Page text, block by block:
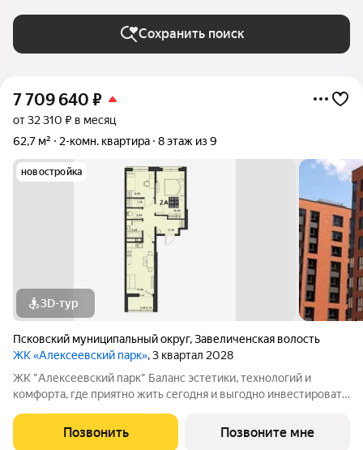
Сохранить поиск
7 709 640 ₽
от 32 310 ₽ в месяц
62,7 м²
2-комн. квартира 8 этаж из 9
новостройка
3D-тур
Псковский муниципальный округ,Завеличенская волость
ЖК «Алексеевский парк», 3 квартал 2028
ЖК "Алексеевский парк" Баланс эстетики, технологий и
комфорта, где приятно жить сегодня и выгодно инвестировать
современный проект комфорт класса в развивающемся
районе дальнего Завеличья. Дом выполнен в
Позвонить Позвоните мне